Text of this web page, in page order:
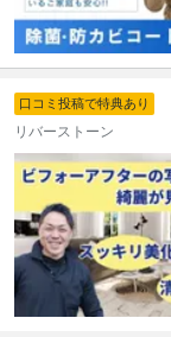
口コミ投稿で特典あり
リバーストーン